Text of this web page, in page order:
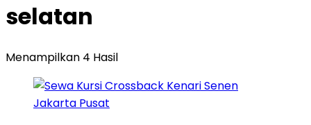
selatan
Menampilkan 4 Hasil